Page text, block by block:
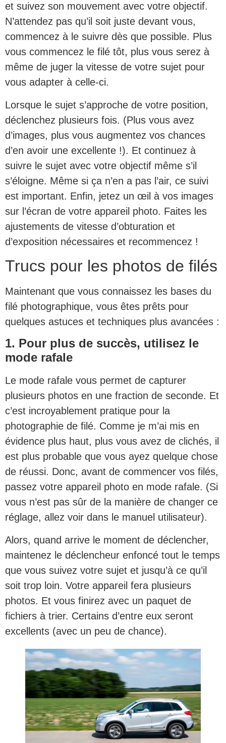
et suivez son mouvement avec votre objectif.
N’attendez pas qu’il soit juste devant vous,
commencez à le suivre dès que possible. Plus
vous commencez le filé tôt, plus vous serez à
même de juger la vitesse de votre sujet pour
vous adapter à celle-ci.
Lorsque le sujet s’approche de votre position,
déclenchez plusieurs fois. (Plus vous avez
d’images, plus vous augmentez vos chances
d’en avoir une excellente !). Et continuez à
suivre le sujet avec votre objectif même s’il
s’éloigne. Même si ça n’en a pas l’air, ce suivi
est important. Enfin, jetez un œil à vos images
sur l’écran de votre appareil photo. Faites les
ajustements de vitesse d’obturation et
d’exposition nécessaires et recommencez !
Trucs pour les photos de filés
Maintenant que vous connaissez les bases du
filé photographique, vous êtes prêts pour
quelques astuces et techniques plus avancées :
1. Pour plus de succès, utilisez le
mode rafale
Le mode rafale vous permet de capturer
plusieurs photos en une fraction de seconde. Et
c’est incroyablement pratique pour la
photographie de filé. Comme je m’ai mis en
évidence plus haut, plus vous avez de clichés, il
est plus probable que vous ayez quelque chose
de réussi. Donc, avant de commencer vos filés,
passez votre appareil photo en mode rafale. (Si
vous n’est pas sûr de la manière de changer ce
réglage, allez voir dans le manuel utilisateur).
Alors, quand arrive le moment de déclencher,
maintenez le déclencheur enfoncé tout le temps
que vous suivez votre sujet et jusqu’à ce qu’il
soit trop loin. Votre appareil fera plusieurs
photos. Et vous finirez avec un paquet de
fichiers à trier. Certains d’entre eux seront
excellents (avec un peu de chance).